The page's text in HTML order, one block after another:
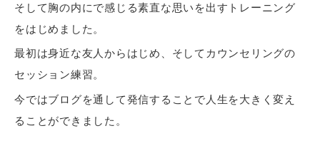
そして胸の内にで感じる素直な思いを出すトレーニング
をはじめました。
最初は身近な友人からはじめ、そしてカウンセリングの
セッション練習。
今ではブログを通して発信することで人生を大きく変え
ることができました。